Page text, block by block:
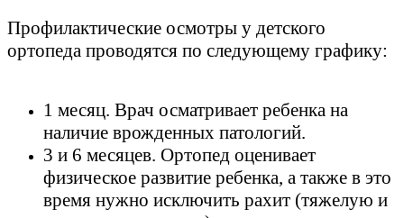
Профилактические осмотры у детского
ортопеда проводятся по следующему графику:
1 месяц. Врач осматривает ребенка на
наличие врожденных патологий.
3 и 6 месяцев. Ортопед оценивает
физическое развитие ребенка, а также в это
время нужно исключить рахит (тяжелую и